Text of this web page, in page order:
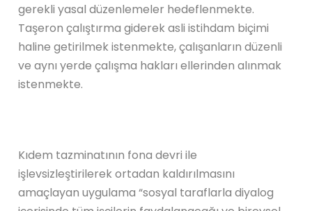
gerekli yasal düzenlemeler hedeflenmekte.
Taşeron çalıştırma giderek asli istihdam biçimi
haline getirilmek istenmekte, çalışanların düzenli
ve aynı yerde çalışma hakları ellerinden alınmak
istenmekte.
Kıdem tazminatının fona devri ile
işlevsizleştirilerek ortadan kaldırılmasını
amaçlayan uygulama “sosyal taraflarla diyalog